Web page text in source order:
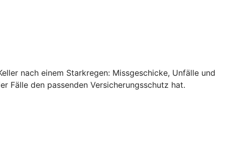
nach einem Starkregen: Missgeschicke, Unfälle und
Fälle den passenden Versicherungsschutz hat.